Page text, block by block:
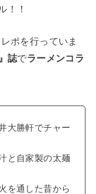
！！
ポを行っていま
誌でラーメンコラ
大勝軒でチャー
と自家製の太麺
を通した昔から